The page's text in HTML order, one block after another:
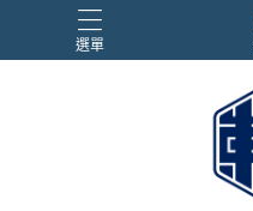
選單
合金
電子雞/塔麻可吉/塔麻歌子